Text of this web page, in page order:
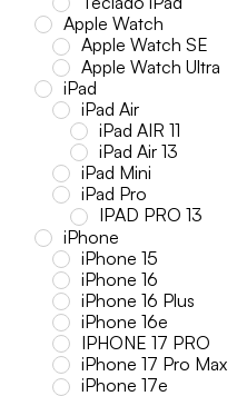
Apple Watch
Apple Watch SE
Apple Watch Ultra
iPad
iPad Air
iPad AIR 11
iPad Air 13
iPad Mini
iPad Pro
IPAD PRO 13
iPhone
iPhone 15
iPhone 16
iPhone 16 Plus
iPhone 16e
IPHONE 17 PRO
iPhone 17 Pro Max
iPhone 17e